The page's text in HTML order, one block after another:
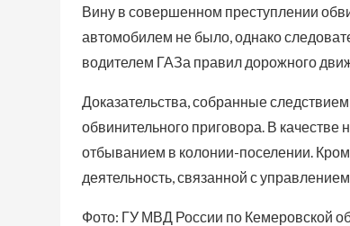
Вину в совершенном преступлении
автомобилем не было, однако
водителем ГАЗа правил дорожного
Доказательства, собранные
обвинительного приговора. В
отбыванием в колонии-поселении.
деятельность, связанной с
Фото: ГУ МВД России по Кемеровской